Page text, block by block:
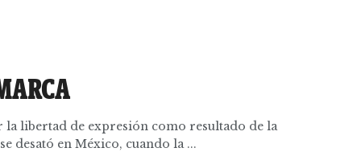
la libertad de expresión como resultado de la
desató en México, cuando la ...